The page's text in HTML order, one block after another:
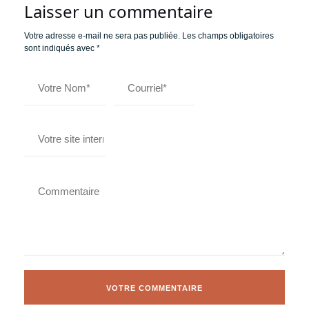
Laisser un commentaire
Votre adresse e-mail ne sera pas publiée. Les champs obligatoires
sont indiqués avec *